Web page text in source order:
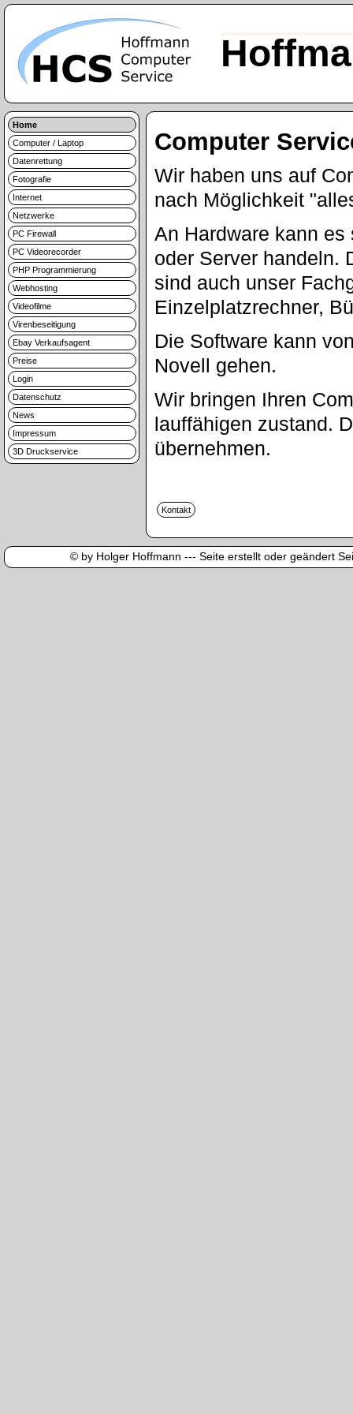
Home
Computer / Laptop
Datenrettung
Fotografie
Internet
Netzwerke
PC Firewall
PC Videorecorder
PHP Programmierung
Webhosting
Videofilme
Virenbeseitigung
Ebay Verkaufsagent
Preise
Login
Datenschutz
News
Impressum
3D Druckservice
Computer
Wir haben uns auf
nach Möglichkeit
An Hardware kann
oder Server handeln.
sind auch unser
Einzelplatzrechner,
Die Software kann
Novell gehen.
Wir bringen Ihren
lauffähigen zustand.
übernehmen.
© by Holger Hoffmann --- Seite erstellt oder geändert